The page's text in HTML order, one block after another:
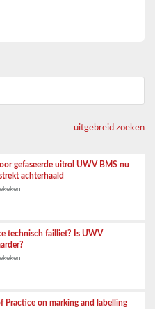
uitgebreid zoeken
gefaseerde uitrol UWV BMS nu
achterhaald
technisch failliet? Is UWV
Practice on marking and labelling